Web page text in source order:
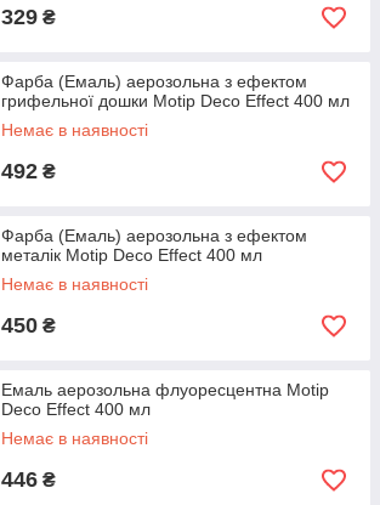
329 ₴
Фарба (Емаль) аерозольна з ефектом
грифельної дошки Motip Deco Effect 400 мл
Немає в наявності
492 ₴
Фарба (Емаль) аерозольна з ефектом
металік Motip Deco Effect 400 мл
Немає в наявності
450 ₴
Емаль аерозольна флуоресцентна Motip
Deco Effect 400 мл
Немає в наявності
446 ₴